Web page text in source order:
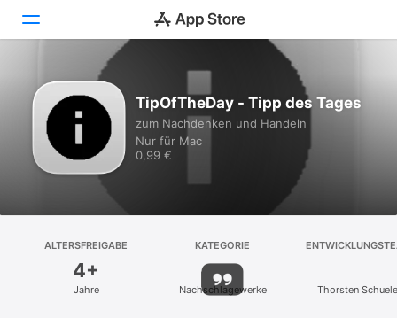
Entdecken
Arcade
Erstellen
Entwickeln
TipOfTheDay - Tipp des Tages
zum Nachdenken und Handeln
Nur für Mac
0,99 €
ALTERSFREIGABE
4+
Jahre
KATEGORIE
Nachschlagewerke Thorsten